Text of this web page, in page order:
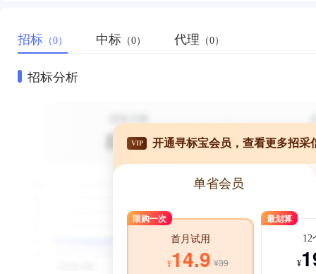
招标 （0） 中标 （0） 代理 （0）
招标分析
VIP 开通寻标宝会员，查看更多招采
单省会员
限购一次
首月试用
¥14.9 ¥39
最划算
12
¥